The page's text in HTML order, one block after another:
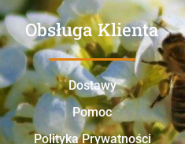
Obsługa Klienta
Dostawy
Pomoc
Polityka Prywatności